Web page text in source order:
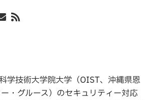
学技術大学院大学（OIST、沖縄県恩
・グルース）のセキュリティー対応